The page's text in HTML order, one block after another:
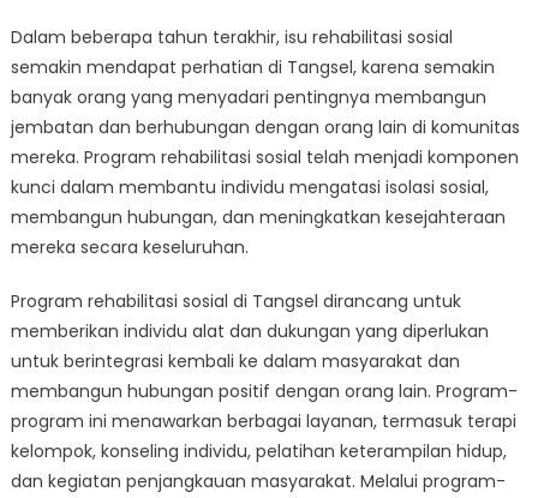
Bagaimana
Program
Rehabilitasi
Sosial
Menghubungkan
Individu
Tangsel
Dalam beberapa tahun terakhir, isu rehabilitasi sosial
semakin mendapat perhatian di Tangsel, karena semakin
banyak orang yang menyadari pentingnya membangun
jembatan dan berhubungan dengan orang lain di komunitas
mereka. Program rehabilitasi sosial telah menjadi komponen
kunci dalam membantu individu mengatasi isolasi sosial,
membangun hubungan, dan meningkatkan kesejahteraan
mereka secara keseluruhan.
Program rehabilitasi sosial di Tangsel dirancang untuk
memberikan individu alat dan dukungan yang diperlukan
untuk berintegrasi kembali ke dalam masyarakat dan
membangun hubungan positif dengan orang lain. Program-
program ini menawarkan berbagai layanan, termasuk terapi
kelompok, konseling individu, pelatihan keterampilan hidup,
dan kegiatan penjangkauan masyarakat. Melalui program-